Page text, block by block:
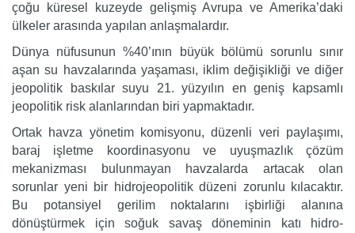
çoğu küresel kuzeyde gelişmiş Avrupa ve Amerika’daki
ülkeler arasında yapılan anlaşmalardır.
Dünya nüfusunun %40’ının büyük bölümü sorunlu sınır
aşan su havzalarında yaşaması, iklim değişikliği ve diğer
jeopolitik baskılar suyu 21. yüzyılın en geniş kapsamlı
jeopolitik risk alanlarından biri yapmaktadır.
Ortak havza yönetim komisyonu, düzenli veri paylaşımı,
baraj işletme koordinasyonu ve uyuşmazlık çözüm
mekanizması bulunmayan havzalarda artacak olan
sorunlar yeni bir hidrojeopolitik düzeni zorunlu kılacaktır.
Bu potansiyel gerilim noktalarını işbirliği alanına
dönüştürmek için soğuk savaş döneminin katı hidro-